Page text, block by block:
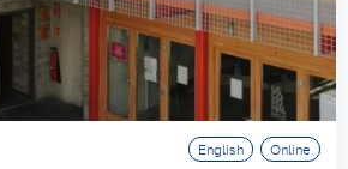
English Online